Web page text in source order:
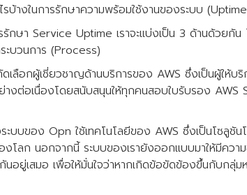
บ้างในการรักษาความพร้อมใช้งานของระบบ
รักษา Service Uptime เราจะแบ่งเป็น 3 ด้านด้วยกั
ะบวนการ (Process)
เลือกผู้เชี่ยวชาญด้านบริการของ AWS ซึ่งเป็นผู้ให้บริ
างต่อเนื่องโดยสนับสนุนให้ทุกคนสอบใบรับรอง
ะบบของ Opn ใช้เทคโนโลยีของ AWS ซึ่งเป็นโซลูชั
โลก นอกจากนี้ ระบบของเรายังออกแบบมาให้มีควา
อยู่เสมอ เพื่อให้มั่นใจว่าหากเกิดข้อขัดข้องขึ้นกับกลุ่